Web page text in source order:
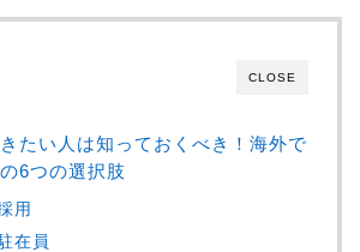
CLOSE
たい人は知っておくべき！海外で
6つの選択肢
用
在員